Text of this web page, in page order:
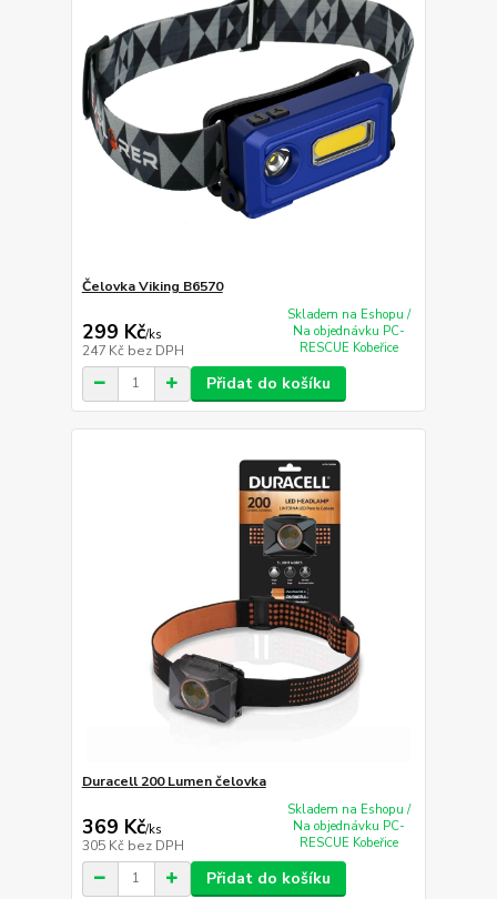
Čelovka Viking B6570
299 Kč/ks
247 Kč bez DPH
Skladem na Eshopu /
Na objednávku PC-
RESCUE Kobeřice
Přidat do košíku
Duracell 200 Lumen čelovka
369 Kč/ks
305 Kč bez DPH
Skladem na Eshopu /
Na objednávku PC-
RESCUE Kobeřice
Přidat do košíku